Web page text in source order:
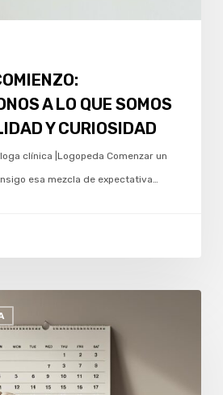
A LO QUE SOMOS
Y CURIOSIDAD
clínica |Logopeda Comenzar un
esa mezcla de expectativa…